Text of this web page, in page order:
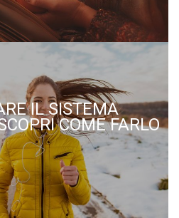
IL SISTEMA
COME FARLO